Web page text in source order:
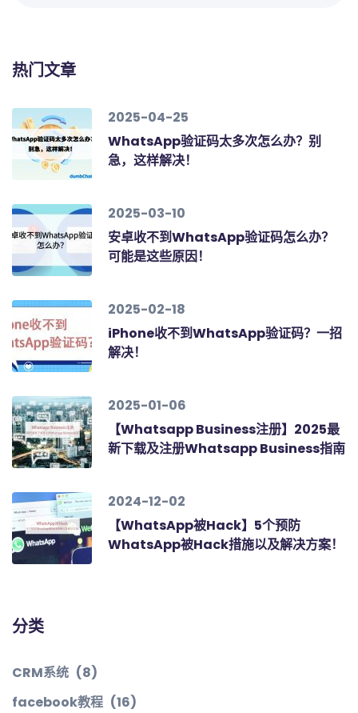
热门文章
2025-04-25
WhatsApp验证码太多次怎么办？别
急，这样解决！
2025-03-10
安卓收不到WhatsApp验证码怎么办？
可能是这些原因！
2025-02-18
iPhone收不到WhatsApp验证码？一招
解决！
2025-01-06
【Whatsapp Business注册】2025最
新下载及注册Whatsapp Business指南
2024-12-02
【WhatsApp被Hack】5个预防
WhatsApp被Hack措施以及解决方案！
分类
CRM系统 (8)
facebook教程 (16)